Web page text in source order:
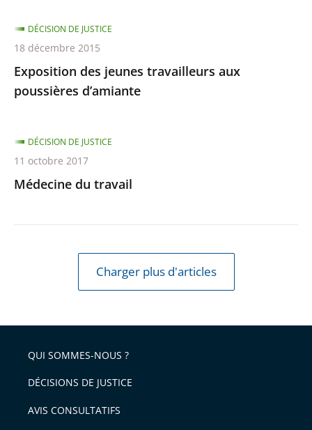
Exposition des jeunes travailleurs aux
poussières d’amiante
DÉCISION DE JUSTICE
18 décembre 2015
Médecine du travail
DÉCISION DE JUSTICE
11 octobre 2017
Charger plus d'articles
QUI SOMMES-NOUS ?
DÉCISIONS DE JUSTICE
AVIS CONSULTATIFS